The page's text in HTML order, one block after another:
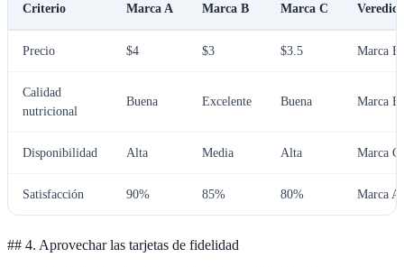
Criterio Marca A Marca B Marca C
Precio $4 $3 $3.5 Marca B
Calidad
nutricional
Buena Excelente Buena Marca B
Disponibilidad Alta Media Alta Marca C
Satisfacción 90% 85% 80% Marca A
## 4. Aprovechar las tarjetas de fidelidad